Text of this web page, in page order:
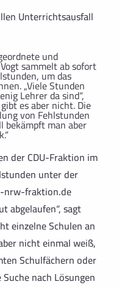
Unterrichtsausfall
und
sammelt ab sofort
um das
„Viele Stunden
Lehrer da sind“,
es aber nicht. Die
von Fehlstunden
bekämpft man aber
der CDU-Fraktion im
unter der
nrw-fraktion.de
abgelaufen“, sagt
einzelne Schulen an
nicht einmal weiß,
Schulfächern oder
nach Lösungen